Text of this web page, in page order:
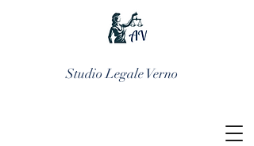
Studio Legale Verno